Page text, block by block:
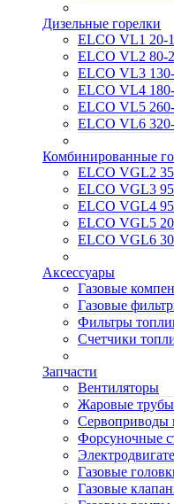
Дизельные горелки
ELCO VL1 20-
ELCO VL2 80-
ELCO VL3
ELCO VL4
ELCO VL5
ELCO VL6
Комбинированные
ELCO VGL2
ELCO VGL3
ELCO VGL4
ELCO VGL5
ELCO VGL6
Аксессуары
Газовые
Газовые
Фильтры
Счетчики
Запчасти
Вентиляторы
Жаровые трубы
Сервоприводы
Форсуночные
Газовые
Газовые